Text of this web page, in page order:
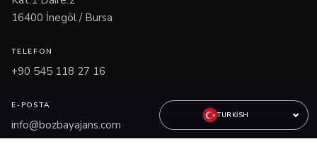
16400 İnegöl / Bursa
TELEFON
+90 545 118 27 16
E-POSTA
info@bozbayajans.com
TURKISH